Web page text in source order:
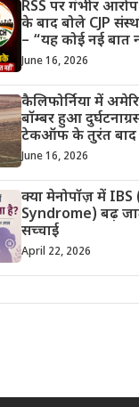
RSS पर गंभीर
के बाद बोले CJP
– “यह कोई नई बात
June 16, 2026
कैलिफोर्निया में
बॉम्बर हुआ
टेकऑफ के तुरंत बाद
June 16, 2026
क्या मेनोपॉज़ में
Syndrome) बढ़
सच्चाई
April 22, 2026